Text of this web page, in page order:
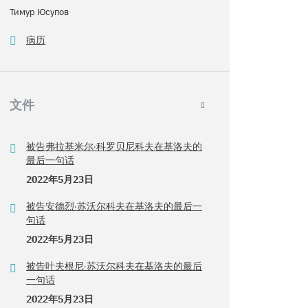
Тимур Юсупов
病历
文件
被告弗拉基米尔·科罗贝尼科夫在基洛夫的
最后一句话
2022年5月23日
被告安德烈·苏沃尔科夫在基洛夫的最后一
句话
2022年5月23日
被告叶夫根尼·苏沃尔科夫在基洛夫的最后
一句话
2022年5月23日